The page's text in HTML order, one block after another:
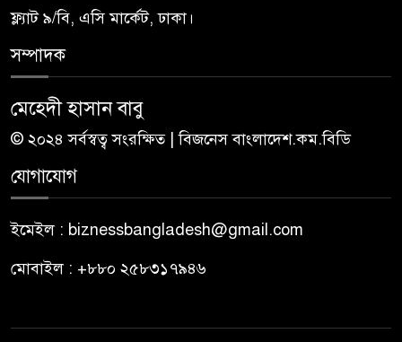
ফ্ল্যাট ৯/বি, এসি মার্কেট, ঢাকা।
সম্পাদক
মেহেদী হাসান বাবু
© ২০২৪ সর্বস্বত্ব সংরক্ষিত | বিজনেস বাংলাদেশ.কম.বিডি
যোগাযোগ
ইমেইল : biznessbangladesh@gmail.com
মোবাইল : +৮৮০ ২৫৮৩১৭৯৪৬